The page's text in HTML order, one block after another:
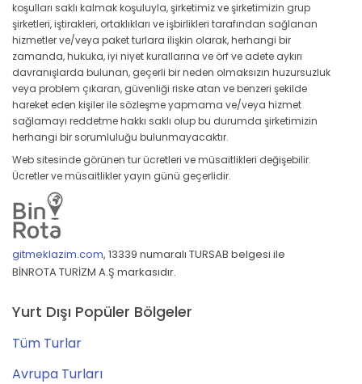
koşulları saklı kalmak koşuluyla, şirketimiz ve şirketimizin grup
şirketleri, iştirakleri, ortaklıkları ve işbirlikleri tarafından sağlanan
hizmetler ve/veya paket turlara ilişkin olarak, herhangi bir
zamanda, hukuka, iyi niyet kurallarına ve örf ve adete aykırı
davranışlarda bulunan, geçerli bir neden olmaksızın huzursuzluk
veya problem çıkaran, güvenliği riske atan ve benzeri şekilde
hareket eden kişiler ile sözleşme yapmama ve/veya hizmet
sağlamayı reddetme hakkı saklı olup bu durumda şirketimizin
herhangi bir sorumluluğu bulunmayacaktır.
Web sitesinde görünen tur ücretleri ve müsaitlikleri değişebilir.
Ücretler ve müsaitlikler yayın günü geçerlidir.
gitmeklazim.com, 13339 numaralı TURSAB belgesi ile
BİNROTA TURİZM A.Ş markasıdır.
Yurt Dışı Popüler Bölgeler
Tüm Turlar
Avrupa Turları